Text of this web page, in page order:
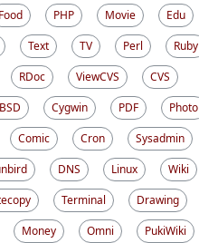
Food PHP Movie
Edu
Text TV Perl
Ruby
RDoc ViewCVS
CVS
Cygwin PDF
Photo
Comic Cron
Sysadmin
DNS Linux
Wiki
Terminal
Drawing
Money Omni
PukiWiki